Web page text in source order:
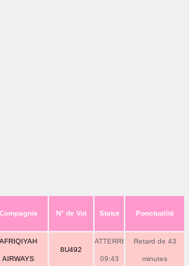
Compagnie N° de Vol Statut Ponctualité
AFRIQIYAH
AIRWAYS
8U492
ATTERRI
09:43
Retard de 43
minutes